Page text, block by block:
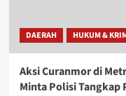
DAERAH HUKUM &
Aksi Curanmor di
Minta Polisi Tangkap